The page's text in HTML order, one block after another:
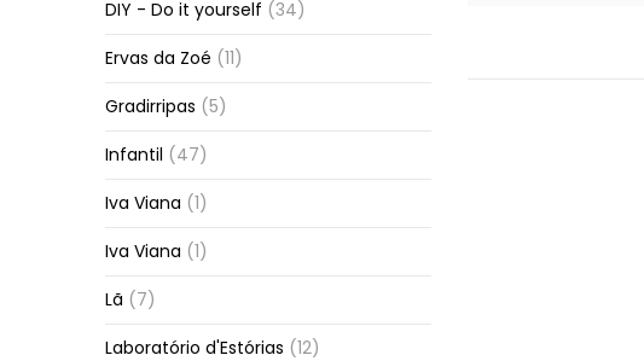
DIY - Do it yourself (34)
Ervas da Zoé (11)
Gradirripas (5)
Infantil (47)
Iva Viana (1)
Iva Viana (1)
Lã (7)
Laboratório d'Estórias (12)